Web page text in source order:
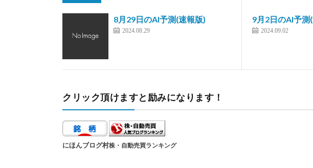
8月29日のAI予測(速報版)
2024.08.29
9月2日のAI予測
2024.09.02
クリック頂けますと励みになります！
にほんブログ村株・自動売買ランキング